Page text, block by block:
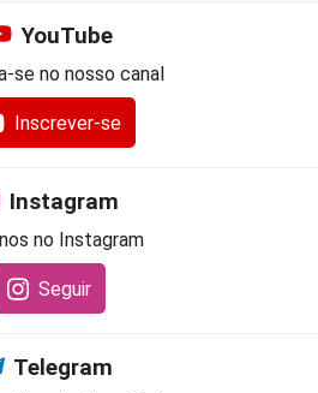
YouTube
se no nosso canal
Inscrever-se
Instagram
no Instagram
Seguir
Telegram